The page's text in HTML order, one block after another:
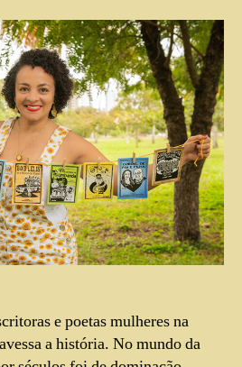
e poetas mulheres na
a história. No mundo da